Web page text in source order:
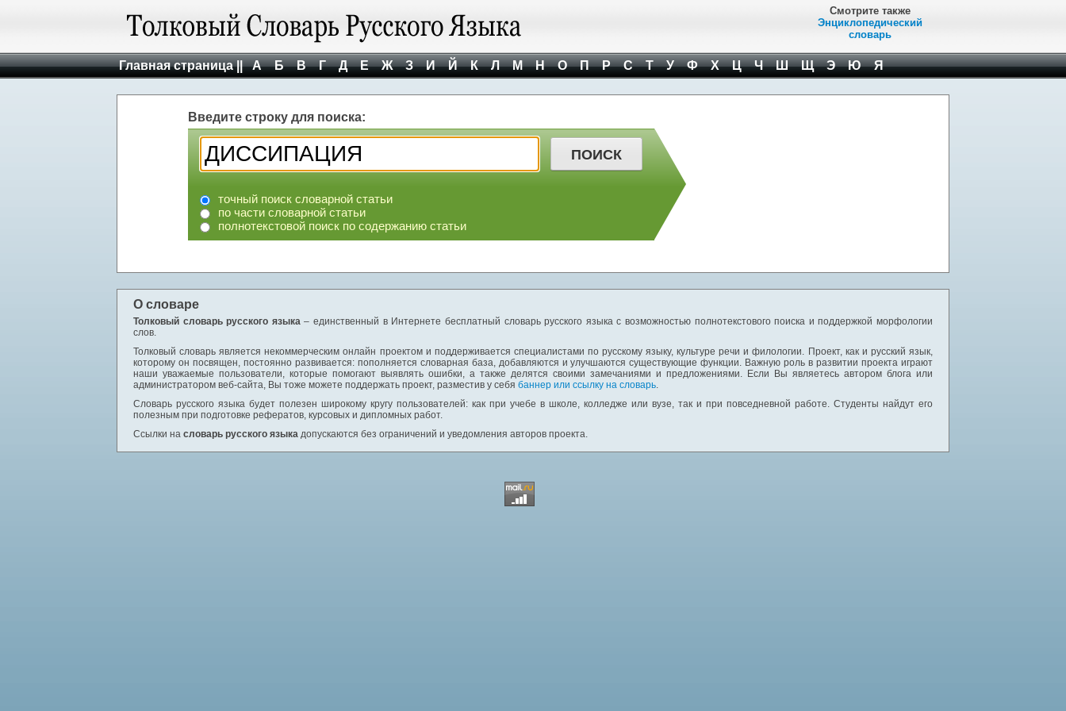
Смотрите также
Энциклопедический
словарь
Главная страница || А Б В Г Д Е Ж З И Й К Л М Н О П Р С Т У Ф Х Ц Ч Ш Щ Э Ю Я
Введите строку для поиска:
точный поиск словарной статьи
по части словарной статьи
полнотекстовой поиск по содержанию статьи
О словаре
Толковый словарь русского языка– единственный в Интернете бесплатный словарь русского языка с возможностью полнотекстового поиска и поддержкой морфологии
слов.
Толковый словарь является некоммерческим онлайн проектом и поддерживается специалистами по русскому языку, культуре речи и филологии. Проект, как и русский язык,
которому он посвящен, постоянно развивается: пополняется словарная база, добавляются и улучшаются существующие функции. Важную роль в развитии проекта играют
наши уважаемые пользователи, которые помогают выявлять ошибки, а также делятся своими замечаниями и предложениями. Если Вы являетесь автором блога или
администратором веб-сайта, Вы тоже можете поддержать проект, разместив у себя баннер или ссылку на словарь.
Словарь русского языка будет полезен широкому кругу пользователей: как при учебе в школе, колледже или вузе, так и при повседневной работе. Студенты найдут его
полезным при подготовке рефератов, курсовых и дипломных работ.
Ссылки на словарь русского языка допускаются без ограничений и уведомления авторов проекта.